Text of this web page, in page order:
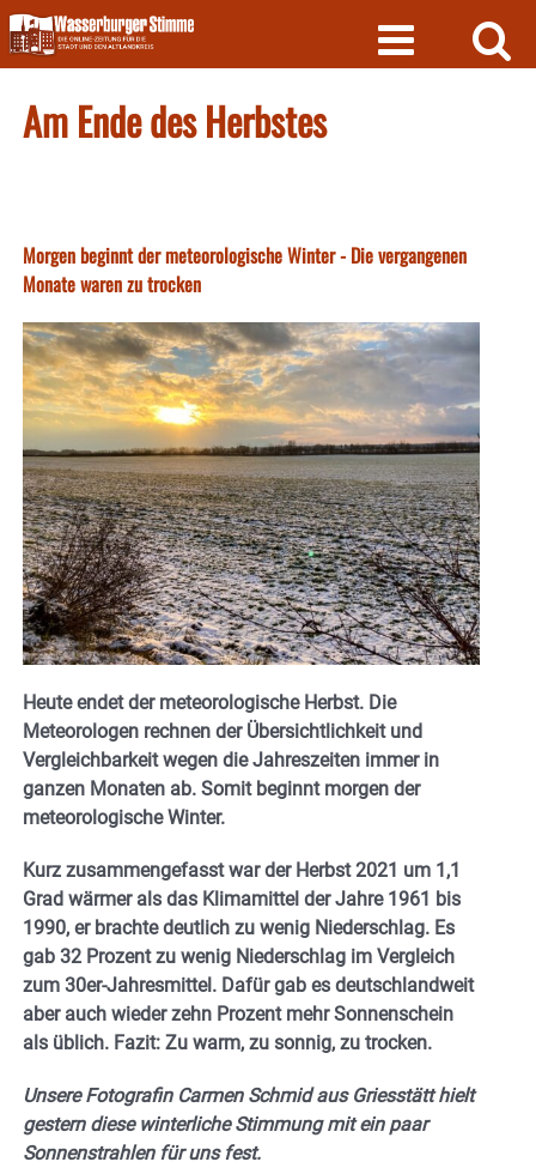
Skip
to
content
Am Ende des Herbstes
Morgen beginnt der meteorologische Winter - Die vergangenen
Monate waren zu trocken
Heute endet der meteorologische Herbst. Die
Meteorologen rechnen der Übersichtlichkeit und
Vergleichbarkeit wegen die Jahreszeiten immer in
ganzen Monaten ab. Somit beginnt morgen der
meteorologische Winter.
Kurz zusammengefasst war der Herbst 2021 um 1,1
Grad wärmer als das Klimamittel der Jahre 1961 bis
1990, er brachte deutlich zu wenig Niederschlag. Es
gab 32 Prozent zu wenig Niederschlag im Vergleich
zum 30er-Jahresmittel. Dafür gab es deutschlandweit
aber auch wieder zehn Prozent mehr Sonnenschein
als üblich. Fazit: Zu warm, zu sonnig, zu trocken.
Unsere Fotografin Carmen Schmid aus Griesstätt hielt
gestern diese winterliche Stimmung mit ein paar
Sonnenstrahlen für uns fest.